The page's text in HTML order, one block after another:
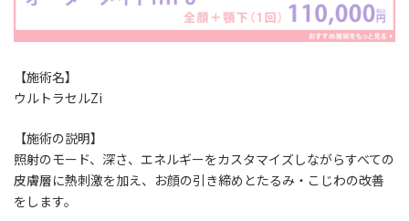
【施術名】
ウルトラセルZi
【施術の説明】
照射のモード、深さ、エネルギーをカスタマイズしながらすべての
皮膚層に熱刺激を加え、お顔の引き締めとたるみ・こじわの改善
をします。